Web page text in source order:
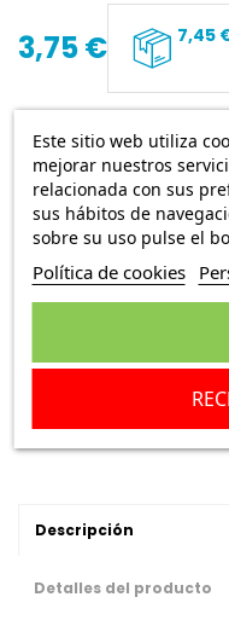
3,75 € 7,45
original
Conector de tubos
Diámetro exterior [mm] 67
Medida de rosca M8
Escribe una reseña
Descripción
Detalles del producto
Este sitio web utiliza
mejorar nuestros
relacionada con sus
sus hábitos de
sobre su uso pulse el
Política de cookies